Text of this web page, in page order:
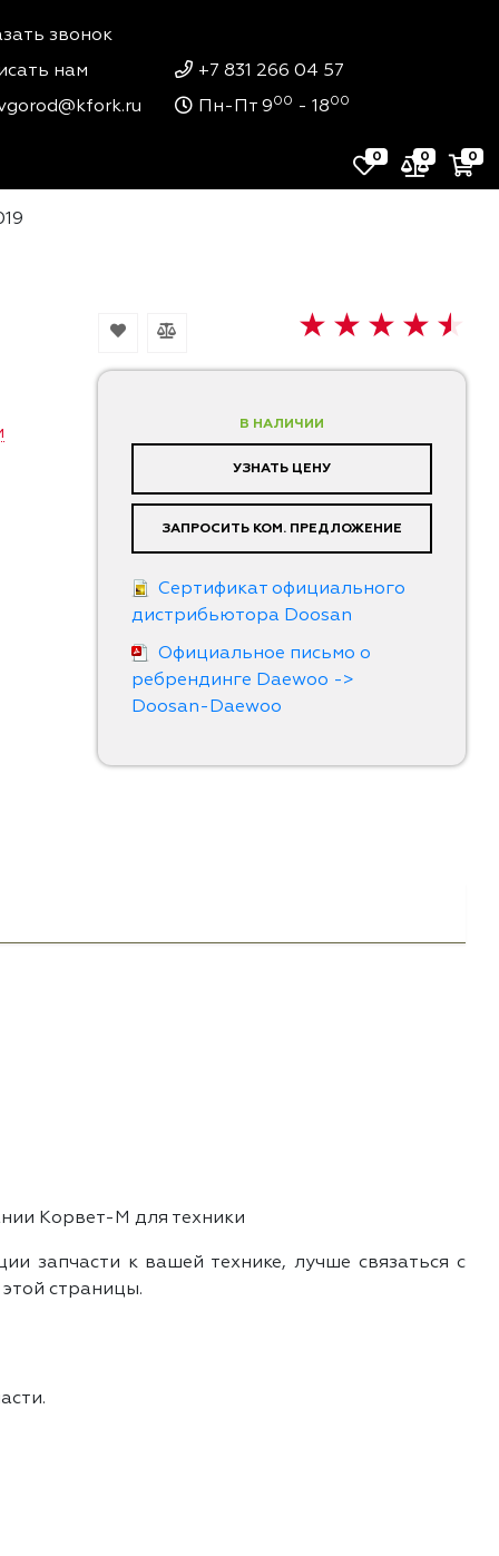
звонок
нам
+7 831 266 04 57
Пн-Пт 900 - 1800
0 0 0
В НАЛИЧИИ
УЗНАТЬ ЦЕНУ
ЗАПРОСИТЬ КОМ. ПРЕДЛОЖЕНИЕ
Сертификат официального
дистрибьютора Doosan
Официальное письмо о
ребрендинге Daewoo ->
Doosan-Daewoo
Корвет-М для техники
запчасти к вашей технике, лучше связаться с
страницы.